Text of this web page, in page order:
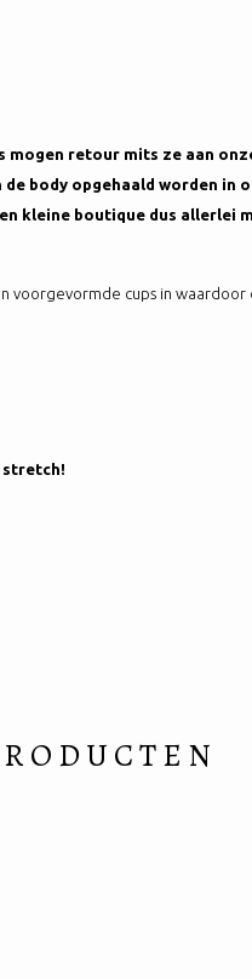
retour mits ze aan
body opgehaald worden in
kleine boutique dus
voorgevormde cups in
stretch!